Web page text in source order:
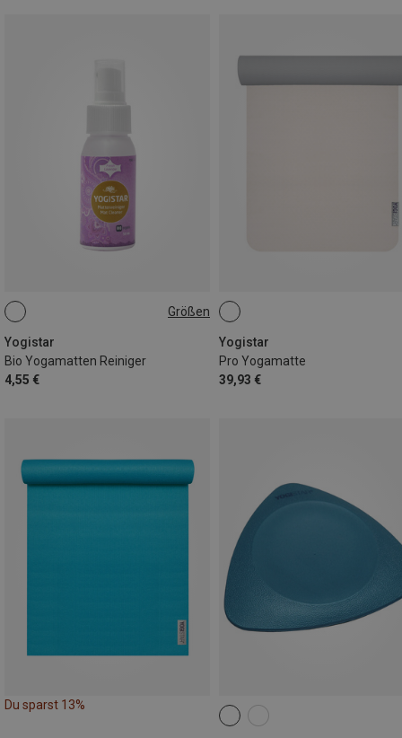
Größen
Yogistar
Bio Yogamatten Reiniger
4,55 €
50ML
Yogistar
Pro Yogamatte
39,93 €
Du sparst 13%